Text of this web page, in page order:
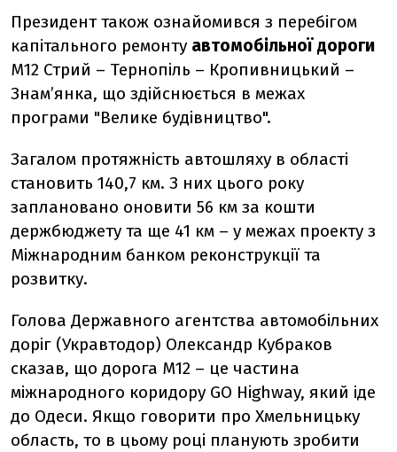
Президент також ознайомився з перебігом
капітального ремонту автомобільної дороги
М12 Стрий – Тернопіль – Кропивницький –
Знам’янка, що здійснюється в межах
програми "Велике будівництво".
Загалом протяжність автошляху в області
становить 140,7 км. З них цього року
заплановано оновити 56 км за кошти
держбюджету та ще 41 км – у межах проекту з
Міжнародним банком реконструкції та
розвитку.
Голова Державного агентства автомобільних
доріг (Укравтодор) Олександр Кубраков
сказав, що дорога М12 – це частина
міжнародного коридору GО Highway, який іде
до Одеси. Якщо говорити про Хмельницьку
область, то в цьому році планують зробити